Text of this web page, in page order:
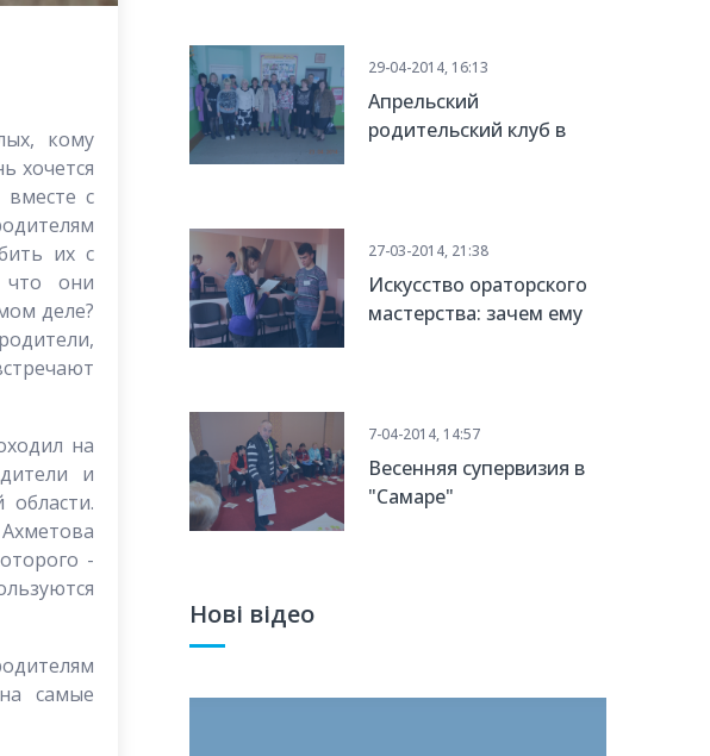
кому
хочется
с
их с
что они
деле?
на
и
-
самые
29-04-2014, 16:13
Апрельский
родительский клуб в
27-03-2014, 21:38
Искусство ораторского
мастерства: зачем ему
7-04-2014, 14:57
Весенняя супервизия в
"Самаре"
Нові відео